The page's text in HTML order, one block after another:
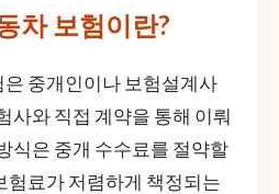
차 보험이란?
중개인이나 보험설계사
사와 직접 계약을 통해 이뤄
식은 중개 수수료를 절약할
험료가 저렴하게 책정되는